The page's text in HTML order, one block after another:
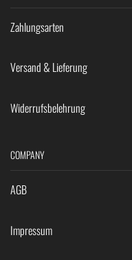
Zahlungsarten
Versand & Lieferung
Widerrufsbelehrung
COMPANY
AGB
Impressum